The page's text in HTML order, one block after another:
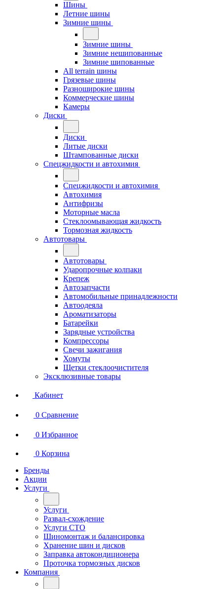
Шины
Летние шины
Зимние шины
Зимние шины
Зимние нешипованные
Зимние шипованные
All terrain шины
Грязевые шины
Разноширокие шины
Коммерческие шины
Камеры
Диски
Диски
Литые диски
Штампованные диски
Спецжидкости и автохимия
Спецжидкости и автохимия
Автохимия
Антифризы
Моторные масла
Стеклоомывающая жидкость
Тормозная жидкость
Автотовары
Автотовары
Ударопрочные колпаки
Крепеж
Автозапчасти
Автомобильные принадлежности
Автоодеяла
Ароматизаторы
Батарейки
Зарядные устройства
Компрессоры
Свечи зажигания
Хомуты
Щетки стеклоочистителя
Эксклюзивные товары
Кабинет
0 Сравнение
0 Избранное
0 Корзина
Бренды
Акции
Услуги
Услуги
Развал-схождение
Услуги СТО
Шиномонтаж и балансировка
Хранение шин и дисков
Заправка автокондиционера
Проточка тормозных дисков
Компания